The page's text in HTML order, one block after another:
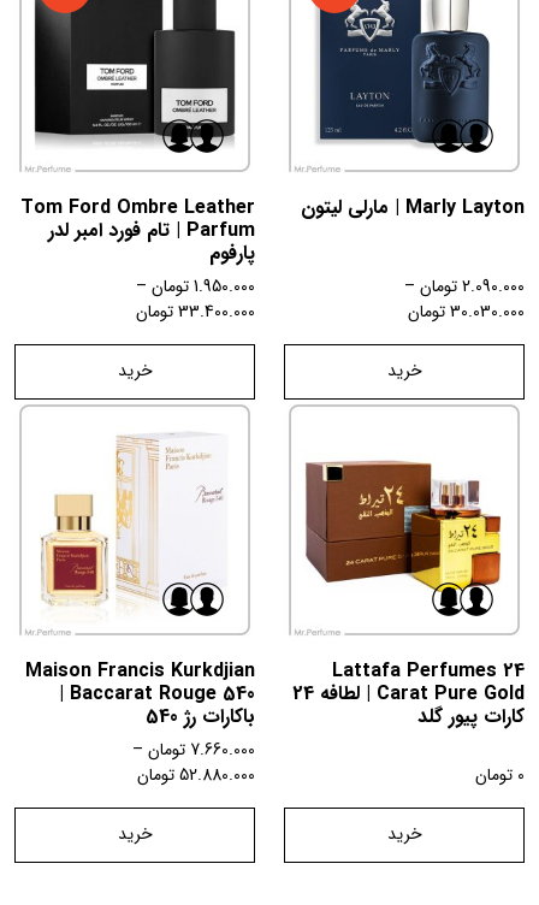
Marly Layton | مارلی لیتون
2.090.000تومان –
30.030.000تومان
خرید
Tom Ford Ombre Leather
Parfum | تام فورد امبر لدر
پارفوم
1.950.000تومان –
33.400.000تومان
خرید
Lattafa Perfumes 24
Carat Pure Gold | لطافه 24
کارات پیور گلد
0 تومان
خرید
Maison Francis Kurkdjian
Baccarat Rouge 540 |
باکارات رژ 540
7.660.000 تومان –
52.880.000تومان
خرید